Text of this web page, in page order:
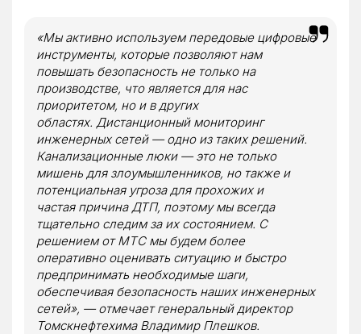
«Мы активно используем передовые цифровые
инструменты, которые позволяют нам
повышать безопасность не только на
производстве, что является для нас
приоритетом, но и в других
областях. Дистанционный мониторинг
инженерных сетей — одно из таких решений.
Канализационные люки — это не только
мишень для злоумышленников, но также и
потенциальная угроза для прохожих и
частая причина ДТП, поэтому мы всегда
тщательно следим за их состоянием. С
решением от МТС мы будем более
оперативно оценивать ситуацию и быстро
предпринимать необходимые шаги,
обеспечивая безопасность наших инженерных
сетей», — отмечает генеральный директор
Томскнефтехима Владимир Плешков.